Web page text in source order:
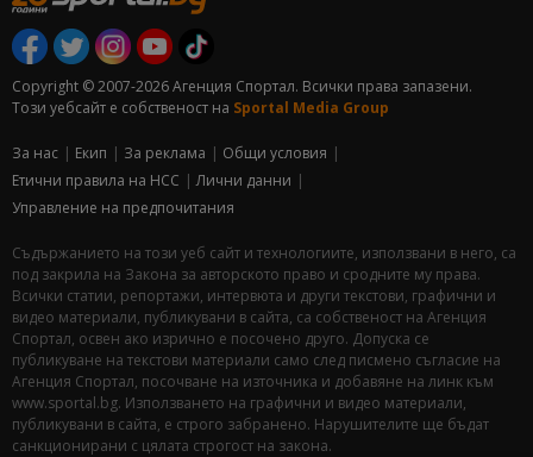
Copyright © 2007-2026 Агенция Спортал. Всички права запазени.
Този уебсайт е собственост на Sportal Media Group
За нас Екип За рекламa
Общи условия
Етични правила на НСС
Лични данни
Управление на предпочитания
Съдържанието на този уеб сайт и технологиите, използвани в него, са
под закрила на Закона за авторското право и сродните му права.
Всички статии, репортажи, интервюта и други текстови, графични и
видео материали, публикувани в сайта, са собственост на Агенция
Спортал, освен ако изрично е посочено друго. Допуска се
публикуване на текстови материали само след писмено съгласие на
Агенция Спортал, посочване на източника и добавяне на линк към
www.sportal.bg. Използването на графични и видео материали,
публикувани в сайта, е строго забранено. Нарушителите ще бъдат
санкционирани с цялата строгост на закона.